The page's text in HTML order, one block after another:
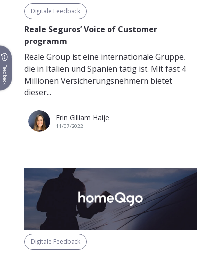
Digitale Feedback
Reale Seguros’ Voice of Customer
programm
Reale Group ist eine internationale Gruppe,
die in Italien und Spanien tätig ist. Mit fast 4
Millionen Versicherungsnehmern bietet
dieser...
Erin Gilliam Haije
11/07/2022
Digitale Feedback
Feedback